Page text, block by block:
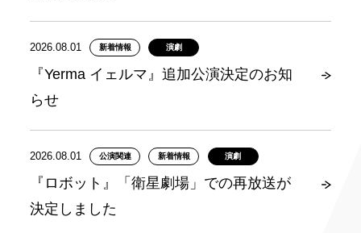
2026.08.01 新着情報 演劇
『Yerma イェルマ』追加公演決定のお知
らせ
2026.08.01 公演関連 新着情報 演劇
『ロボット』「衛星劇場」での再放送が
決定しました